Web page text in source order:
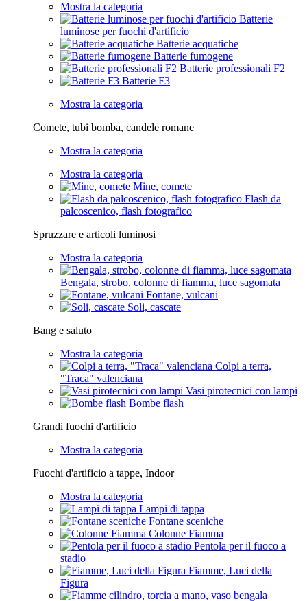
Mostra la categoria
Batterie
luminose per fuochi d'artificio
Batterie acquatiche
Batterie fumogene
Batterie professionali F2
Batterie F3
Mostra la categoria
Comete, tubi bomba, candele romane
Mostra la categoria
Mostra la categoria
Mine, comete
Flash da
palcoscenico, flash fotografico
Spruzzare e articoli luminosi
Mostra la categoria
Bengala, strobo, colonne di fiamma, luce sagomata
Fontane, vulcani
Soli, cascate
Bang e saluto
Mostra la categoria
Colpi a terra,
"Traca" valenciana
Vasi pirotecnici con lampi
Bombe flash
Grandi fuochi d'artificio
Mostra la categoria
Fuochi d'artificio a tappe, Indoor
Mostra la categoria
Lampi di tappa
Fontane sceniche
Colonne Fiamma
Pentola per il fuoco a
stadio
Fiamme, Luci della
Figura